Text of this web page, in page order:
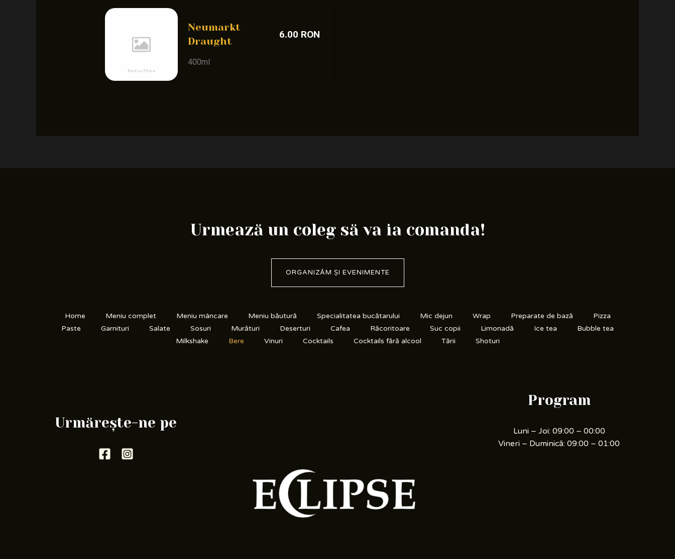
Neumarkt
Draught
6.00 RON
400ml
Urmează un coleg să va ia comanda!
ORGANIZĂM ȘI EVENIMENTE
Home Meniu complet Meniu mâncare Meniu băutură Specialitatea bucătarului Mic dejun Wrap Preparate de bază
Pizza
Paste
Garnituri Salate Sosuri Murături Deserturi Cafea Răcoritoare Suc copii Limonadă Ice tea
Bubble tea
Milkshake
Bere Vinuri Cocktails Cocktails fără alcool Tării Shoturi
Urmărește-ne pe
Program
Luni – Joi: 09:00 – 00:00
Vineri – Duminică: 09:00 – 01:00